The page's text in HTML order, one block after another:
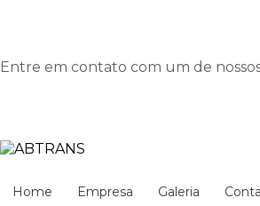
Entre em contato com um de
Home Empresa Galeria